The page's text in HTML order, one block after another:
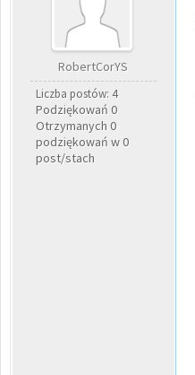
RobertCorYS
Liczba postów: 4
Podziękowań 0
Otrzymanych 0
podziękowań w 0
post/stach